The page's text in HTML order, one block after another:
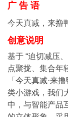
广 告 语
今天真减，来撸
创意说明
基于 “迫切减压
点聚拢、集合
「今天真减·来
类小游戏，我们
中，与智能产品